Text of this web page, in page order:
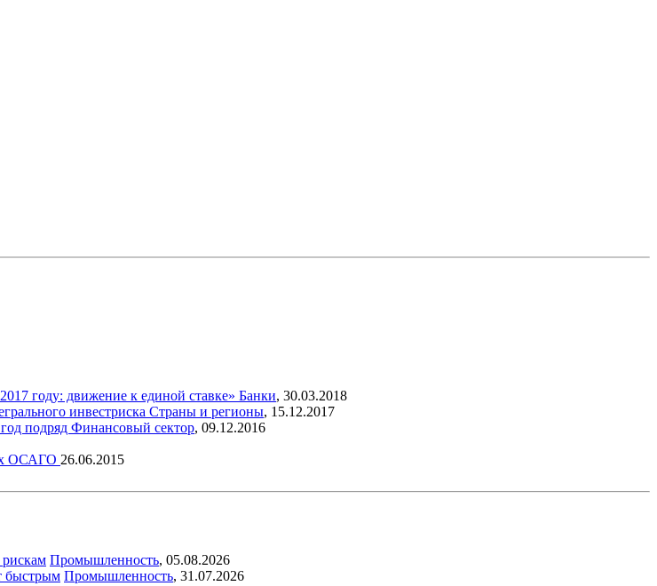
году: движение к единой ставке» Банки, 30.03.2018
инвестриска Страны и регионы, 15.12.2017
подряд Финансовый сектор, 09.12.2016
ОСАГО 26.06.2015
Промышленность, 05.08.2026
быстрым Промышленность, 31.07.2026